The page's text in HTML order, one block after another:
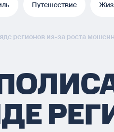
Путешествие
регионов из-за роста